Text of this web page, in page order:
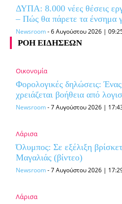
ΔΥΠΑ: 8.000 νέες θέσεις
– Πώς θα πάρετε τα ένσημα
Newsroom-6 Αυγούστου 2026 |
ΡΟΗ ΕΙΔΗΣΕΩΝ
Οικονομία
Φορολογικές δηλώσεις:
χρειάζεται βοήθεια από
Newsroom-7 Αυγούστου 2026 |
Λάρισα
Όλυμπος: Σε εξέλιξη
Μαγαλιάς (βίντεο)
Newsroom-7 Αυγούστου 2026 |
Λάρισα